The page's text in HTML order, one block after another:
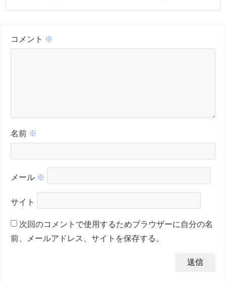
コメント ※
名前 ※
メール ※
サイト
次回のコメントで使用するためブラウザーに自分の名
前、メールアドレス、サイトを保存する。